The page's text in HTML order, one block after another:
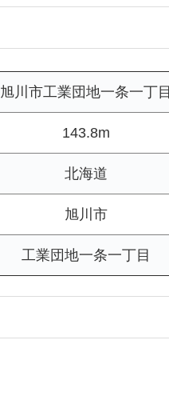
旭川市工業団地一条一丁目
143.8m
北海道
旭川市
工業団地一条一丁目